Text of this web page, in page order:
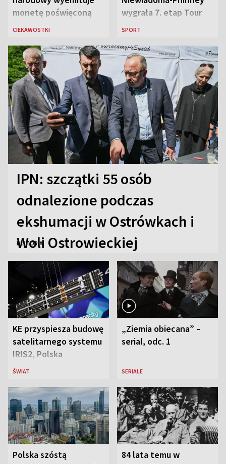
monetę poświęconą
św. Janowi Pawłowi II
CIEKAWOSTKI
wygrała 7. etap Tour
de France i została
SPORT
IPN: szczątki 55 osób
odnalezione podczas
ekshumacji w Ostrówkach i
Woli Ostrowieckiej
HISTORIA
KE przyspiesza budowę
satelitarnego systemu
IRIS2, Polska
przeznaczy 656 mln
ŚWIAT
„Ziemia obiecana” –
serial, odc. 1
SERIALE
Polska szóstą
84 lata temu w